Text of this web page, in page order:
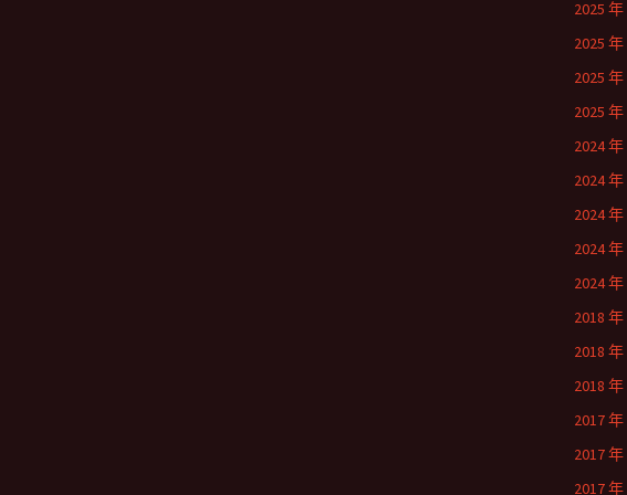
2025 年
2025 年
2025 年
2025 年
2024 年
2024 年
2024 年
2024 年
2024 年
2018 年
2018 年
2018 年
2017 年
2017 年
2017 年